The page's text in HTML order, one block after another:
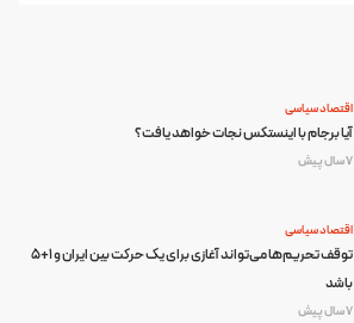
اقتصاد سیاسی
آیا برجام با اینستکس نجات خواهد یافت؟
7 سال پیش
اقتصاد سیاسی
توقف تحریم‌ها می‌تواند آغازی برای یک حرکت بین ایران و 1+5
باشد
7 سال پیش